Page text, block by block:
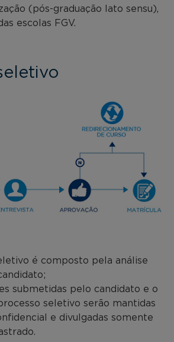
(pós-graduação lato sensu),
escolas FGV.
é composto pela análise
submetidas pelo candidato e o
seletivo serão mantidas
e divulgadas somente